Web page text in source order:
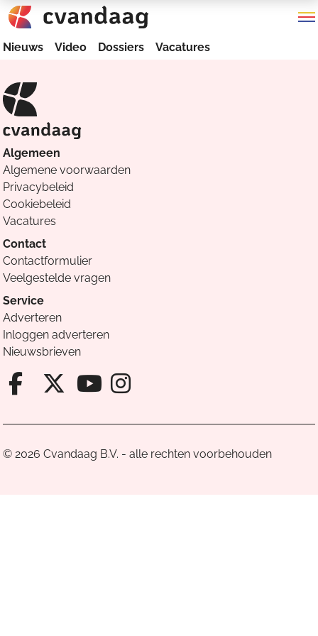
Nieuws Video Dossiers Vacatures
Algemeen
Algemene voorwaarden
Privacybeleid
Cookiebeleid
Vacatures
Contact
Contactformulier
Veelgestelde vragen
Service
Adverteren
Inloggen adverteren
Nieuwsbrieven
Facebook van Cvandaag
X van Cvandaag
Instagram van
© 2026 Cvandaag B.V. - alle rechten voorbehouden